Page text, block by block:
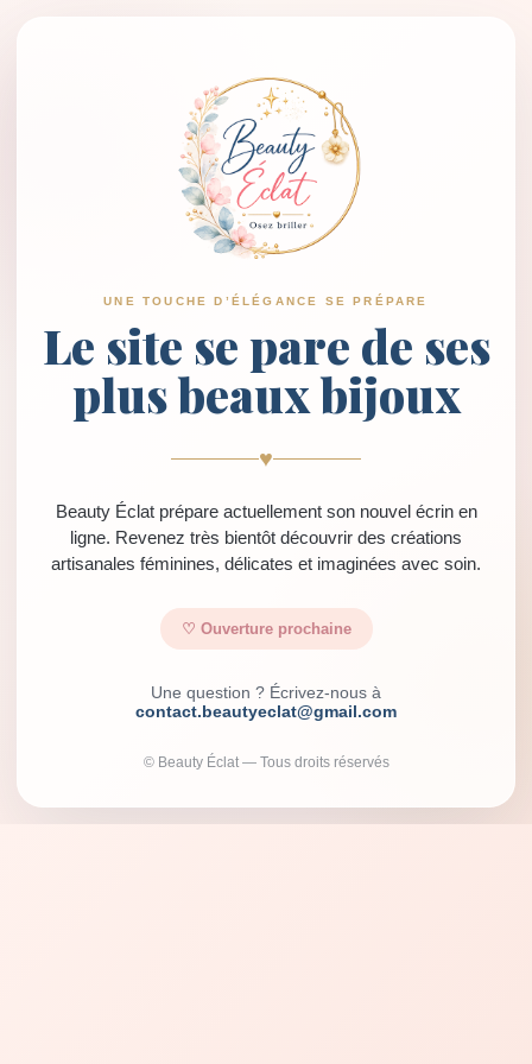
UNE TOUCHE D’ÉLÉGANCE SE PRÉPARE
Le site se pare de ses
plus beaux bijoux
♥
Beauty Éclat prépare actuellement son nouvel écrin en
ligne. Revenez très bientôt découvrir des créations
artisanales féminines, délicates et imaginées avec soin.
♡ Ouverture prochaine
Une question ? Écrivez-nous à
contact.beautyeclat@gmail.com
© Beauty Éclat — Tous droits réservés